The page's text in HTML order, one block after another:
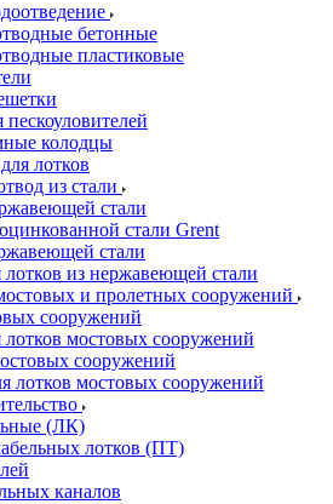
бетонные
пластиковые
колодцы
лотков
из стали
стали
стали Grent
стали
из нержавеющей стали
и пролетных сооружений
сооружений
лотков мостовых сооружений
сооружений
лотков мостовых сооружений
(ЛК)
лотков (ПТ)
каналов